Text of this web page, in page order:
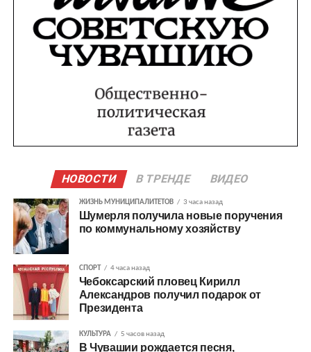
НОВОСТИ В ТРЕНДЕ ВИДЕО
ЖИЗНЬ МУНИЦИПАЛИТЕТОВ 3 часа назад
Шумерля получила новые поручения
по коммунальному хозяйству
СПОРТ 4 часа назад
Чебоксарский пловец Кирилл
Александров получил подарок от
Президента
КУЛЬТУРА 5 часов назад
В Чувашии рождается песня,